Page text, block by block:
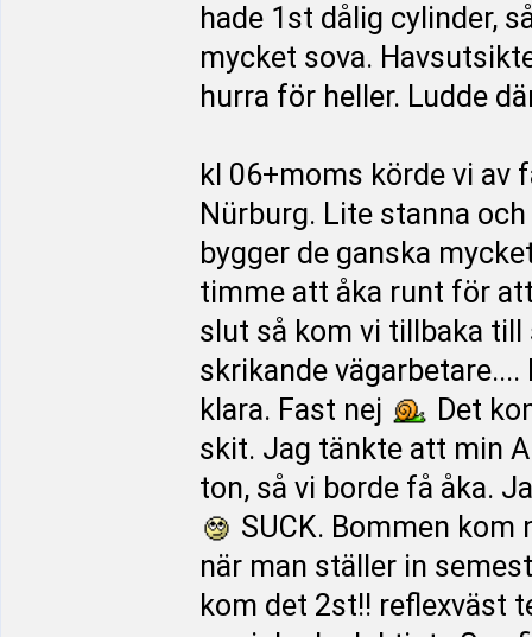
hade 1st dålig cylinder,
mycket sova.
hurra för heller. Ludde
kl 06+moms körde vi av
Nürburg. Lite stanna
bygger de ganska
timme att åka runt för
slut så kom vi tillbaka
skrikande
klara. Fast nej
Det
skit. Jag tänkte att min
ton, så vi borde få åka.
SUCK. Bommen
när man ställer in
kom det 2st!! reflexväst